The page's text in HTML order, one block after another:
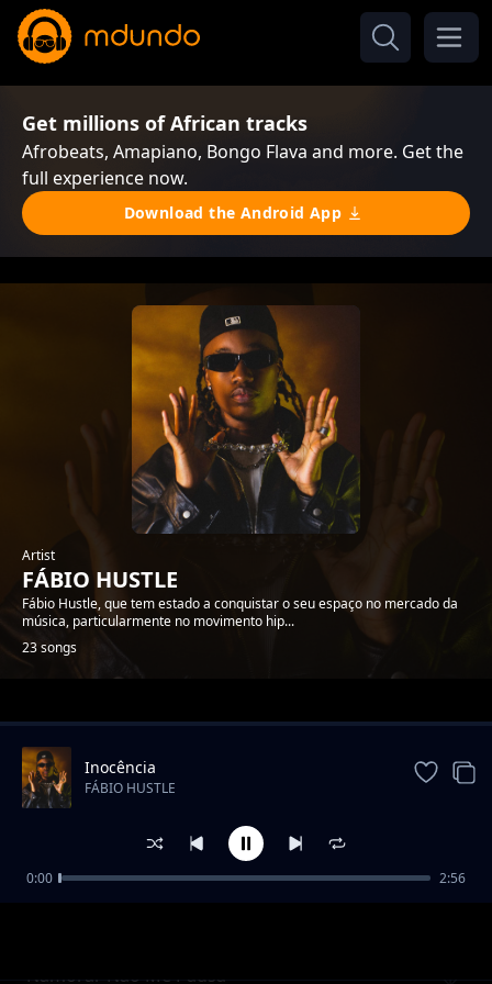
Get millions of African tracks
Afrobeats, Amapiano, Bongo Flava and more. Get the
full experience now.
Download the Android App
Artist
FÁBIO HUSTLE
Fábio Hustle, que tem estado a conquistar o seu espaço no mercado da
música, particularmente no movimento hip...
23 songs
Trending
Namorar Não Me Pausa
Inocência
FÁBIO HUSTLE
0:00 2:56